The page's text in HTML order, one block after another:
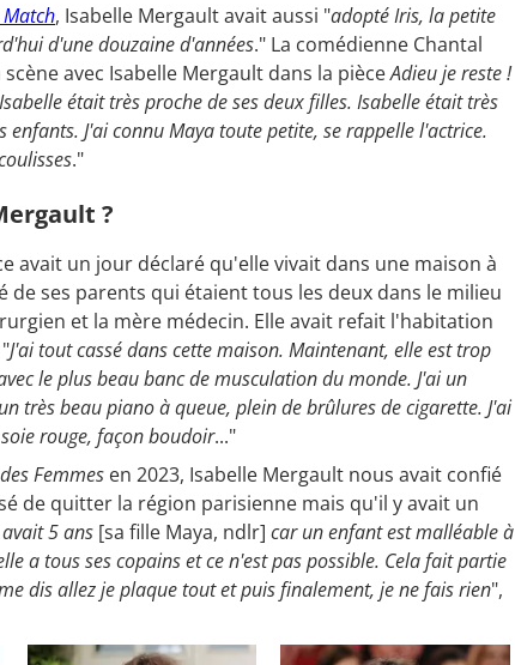
, Isabelle Mergault avait aussi "adopté Iris, la petite
d'une douzaine d'années." La comédienne Chantal
avec Isabelle Mergault dans la pièceAdieu je reste !
Isabelle était très proche de ses deux filles. Isabelle était très
enfants. J'ai connu Maya toute petite, se rappelle l'actrice.
."
?
avait un jour déclaré qu'elle vivait dans une maison à
de ses parents qui étaient tous les deux dans le milieu
et la mère médecin. Elle avait refait l'habitation
J'ai tout cassé dans cette maison. Maintenant, elle est trop
le plus beau banc de musculation du monde. J'ai un
très beau piano à queue, plein de brûlures de cigarette. J'ai
rouge, façon boudoir..."
Femmes en 2023, Isabelle Mergault nous avait confié
de quitter la région parisienne mais qu'il y avait un
5 ans [sa fille Maya, ndlr] car un enfant est malléable à
a tous ses copains et ce n'est pas possible. Cela fait partie
dis allez je plaque tout et puis finalement, je ne fais rien",